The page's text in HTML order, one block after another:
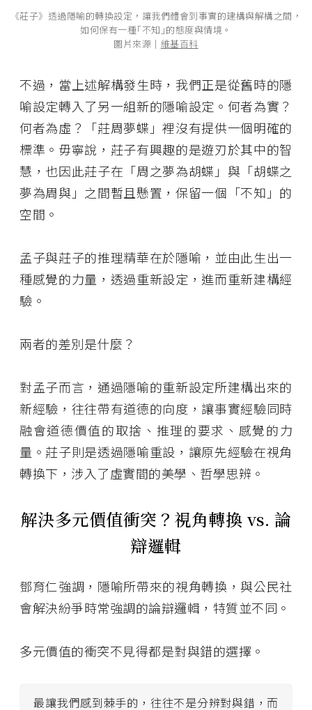
《莊子》透過隱喻的轉換設定，讓我們體會到事實的建構與解構之間，
如何保有一種｢不知｣的態度與情境。
圖片來源│ 維基百科
不過，當上述解構發生時，我們正是從舊時的隱
喻設定轉入了另一組新的隱喻設定。何者為實？
何者為虛？「莊周夢蝶」裡沒有提供一個明確的
標準。毋寧說，莊子有興趣的是遊刃於其中的智
慧，也因此莊子在「周之夢為胡蝶」與「胡蝶之
夢為周與」之間暫且懸置，保留一個「不知」的
空間。
孟子與莊子的推理精華在於隱喻，並由此生出一
種感覺的力量，透過重新設定，進而重新建構經
驗。
兩者的差別是什麼？
對孟子而言，通過隱喻的重新設定所建構出來的
新經驗，往往帶有道德的向度，讓事實經驗同時
融會道德價值的取捨、推理的要求、感覺的力
量。莊子則是透過隱喻重設，讓原先經驗在視角
轉換下，涉入了虛實間的美學、哲學思辨。
解決多元價值衝突？視角轉換 vs. 論
辯邏輯
鄧育仁強調，隱喻所帶來的視角轉換，與公民社
會解決紛爭時常強調的論辯邏輯，特質並不同。
多元價值的衝突不見得都是對與錯的選擇。
最讓我們感到棘手的，往往不是分辨對與錯，而